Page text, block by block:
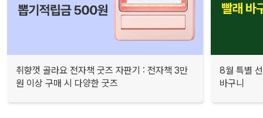
취향껏 골라요 전자책 굿즈 자판기 : 전자책 3만
원 이상 구매 시 다양한 굿즈
8월 특별
바구니